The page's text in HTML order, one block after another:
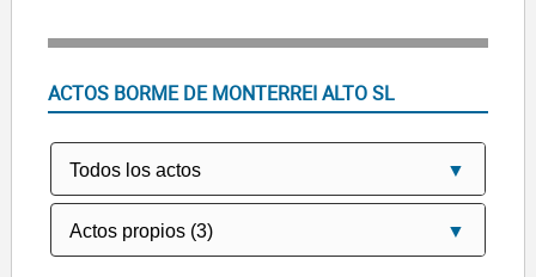
ACTOS BORME DE MONTERREI ALTO SL